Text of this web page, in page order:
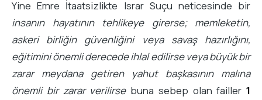
Yine Emre İtaatsizlikte Israr Suçu neticesinde bir
insanın hayatının tehlikeye girerse; memleketin,
askeri birliğin güvenliğini veya savaş hazırlığını,
eğitimini önemli derecede ihlal edilirse veya büyük bir
zarar meydana getiren yahut başkasının malına
önemli bir zarar verilirse buna sebep olan failler 1